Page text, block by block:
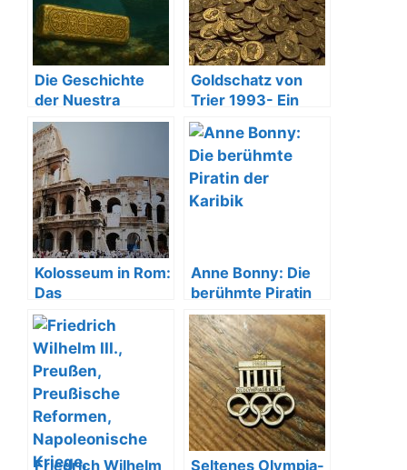
Die Geschichte
der Nuestra
Señora de Atocha
Goldschatz von
Trier 1993- Ein
Fund für die
Geschichtsbücher
Kolosseum in Rom:
Das
beeindruckende
Wahrzeichen der
Antike
Anne Bonny: Die
berühmte Piratin
der Karibik
Friedrich Wilhelm Seltenes Olympia-